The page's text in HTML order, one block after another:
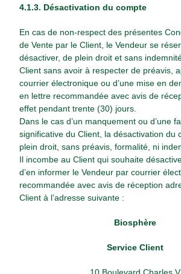
4.1.3. Désactivation du compte
En cas de non-respect des présentes
de Vente par le Client, le Vendeur se
désactiver, de plein droit et sans
Client sans avoir à respecter de préavis,
courrier électronique ou d’une mise en
en lettre recommandée avec avis de
effet pendant trente (30) jours.
Dans le cas d’un manquement ou d’une
significative du Client, la désactivation du
plein droit, sans préavis, formalité, ni
Il incombe au Client qui souhaite
d’en informer le Vendeur par courrier
recommandée avec avis de réception
Client à l’adresse suivante :
Biosphère
Service Client